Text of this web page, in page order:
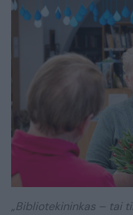
„Bibliotekininkas – tai